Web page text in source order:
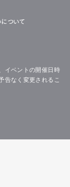
ついて
イベントの開催日時
告なく変更されるこ